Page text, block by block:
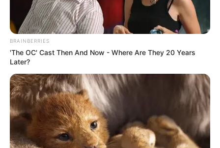
BRAINBERRIES
'The OC' Cast Then And Now - Where Are They 20 Years
Later?